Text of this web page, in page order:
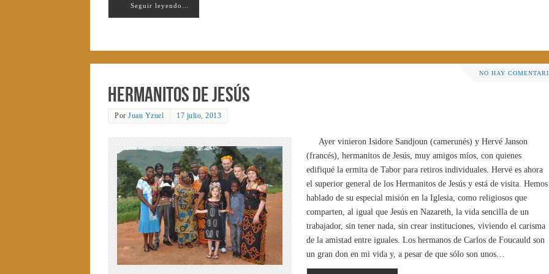
Seguir leyendo…
NO HAY
Hermanitos de Jesús
Por Juan Yzuel 17 julio, 2013
Ayer vinieron Isidore Sandjoun (camerunés) y Hervé Janson
(francés), hermanitos de Jesús, muy amigos míos, con quienes
edifiqué la ermita de Tabor para retiros individuales. Hervé es ahora
el superior general de los Hermanitos de Jesús y está de visita. Hemos
hablado de su especial misión en la Iglesia, como religiosos que
comparten, al igual que Jesús en Nazareth, la vida sencilla de un
trabajador, sin tener nada, sin crear instituciones, viviendo el carisma
de la amistad entre iguales. Los hermanos de Carlos de Foucauld son
un gran don en mi vida y, a pesar de que sólo son unos…